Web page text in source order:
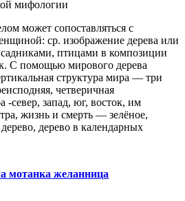
может сопоставляться с
ср. изображение дерева или
птицами в композиции
С помощью мирового дерева
структура мира — три
четверичная
-север, запад, юг, восток, им
жизнь и смерть — зелёное,
дерево в календарных
мотанка желанница